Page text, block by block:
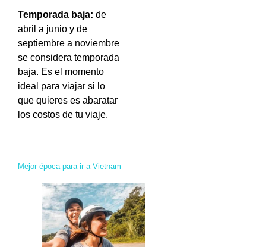
Temporada baja: de
abril a junio y de
septiembre a noviembre
se considera temporada
baja. Es el momento
ideal para viajar si lo
que quieres es abaratar
los costos de tu viaje.
Mejor época para ir a Vietnam